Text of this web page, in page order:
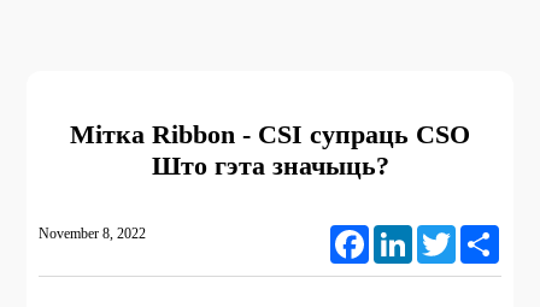
Мітка Ribbon - CSI супраць CSO
Што гэта значыць?
November 8, 2022 FacebookLinkedIn Twitter